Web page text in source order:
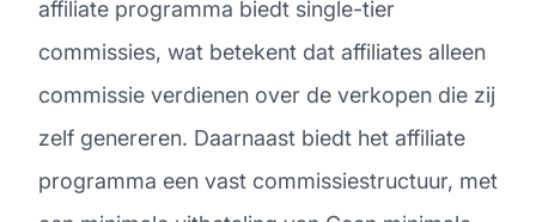
affiliate programma biedt single-tier
commissies, wat betekent dat affiliates alleen
commissie verdienen over de verkopen die zij
zelf genereren. Daarnaast biedt het affiliate
programma een vast commissiestructuur, met